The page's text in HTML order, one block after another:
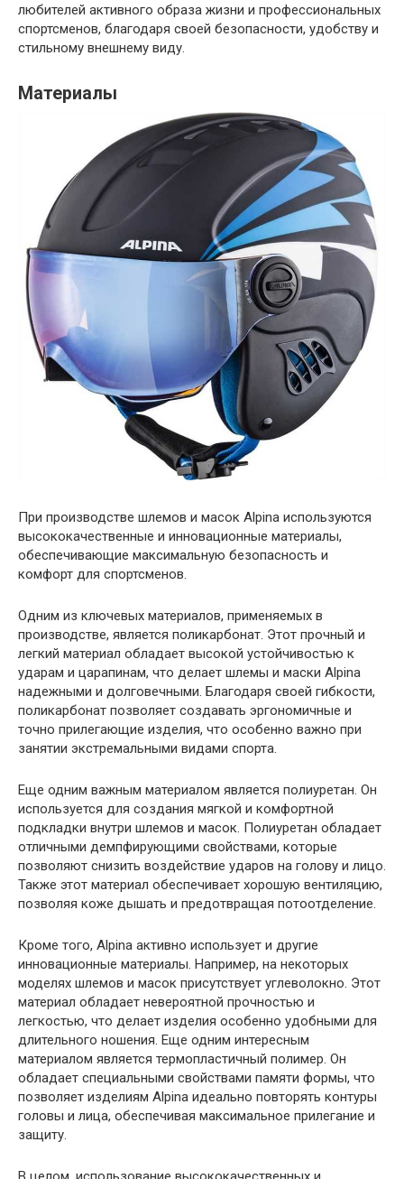
любителей активного образа жизни и профессиональных
спортсменов, благодаря своей безопасности, удобству и
стильному внешнему виду.
Материалы
При производстве шлемов и масок Alpina используются
высококачественные и инновационные материалы,
обеспечивающие максимальную безопасность и
комфорт для спортсменов.
Одним из ключевых материалов, применяемых в
производстве, является поликарбонат. Этот прочный и
легкий материал обладает высокой устойчивостью к
ударам и царапинам, что делает шлемы и маски Alpina
надежными и долговечными. Благодаря своей гибкости,
поликарбонат позволяет создавать эргономичные и
точно прилегающие изделия, что особенно важно при
занятии экстремальными видами спорта.
Еще одним важным материалом является полиуретан. Он
используется для создания мягкой и комфортной
подкладки внутри шлемов и масок. Полиуретан обладает
отличными демпфирующими свойствами, которые
позволяют снизить воздействие ударов на голову и лицо.
Также этот материал обеспечивает хорошую вентиляцию,
позволяя коже дышать и предотвращая потоотделение.
Кроме того, Alpina активно использует и другие
инновационные материалы. Например, на некоторых
моделях шлемов и масок присутствует углеволокно. Этот
материал обладает невероятной прочностью и
легкостью, что делает изделия особенно удобными для
длительного ношения. Еще одним интересным
материалом является термопластичный полимер. Он
обладает специальными свойствами памяти формы, что
позволяет изделиям Alpina идеально повторять контуры
головы и лица, обеспечивая максимальное прилегание и
защиту.